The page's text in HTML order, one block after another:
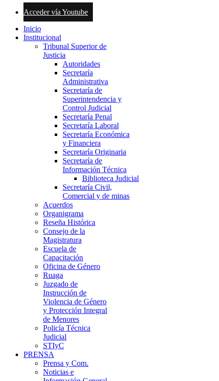
Acceder vía Youtube
Inicio
Institucional
Tribunal Superior de
Justicia
Autoridades
Secretaría
Administrativa
Secretaría de
Superintendencia y
Control Judicial
Secretaría Penal
Secretaría Laboral
Secretaría Económica
y Financiera
Secretaría Originaria
Secretaría de
Información Técnica
Biblioteca Judicial
Secretaría Civil,
Comercial y de minas
Acuerdos
Organigrama
Reseña Histórica
Consejo de la
Magistratura
Escuela de
Capacitación
Oficina de Género
Ruaga
Juzgado de
Instrucción de
Violencia de Género
y Protección Integral
de Menores
Policía Técnica
Judicial
STIyC
PRENSA
Prensa y Com.
Noticias e